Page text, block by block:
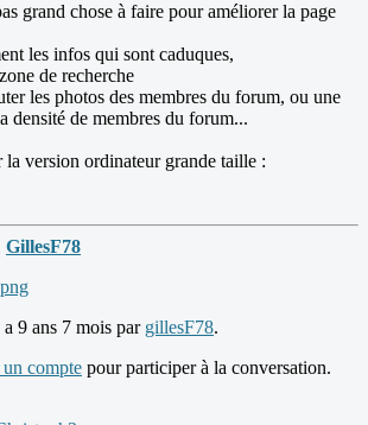
grand chose à faire pour améliorer la page
les infos qui sont caduques,
de recherche
les photos des membres du forum, ou une
densité de membres du forum...
version ordinateur grande taille :
GillesF78
9 ans 7 mois par gillesF78.
compte pour participer à la conversation.